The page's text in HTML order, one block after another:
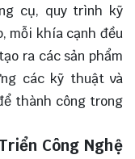
cụ, quy trình kỹ
mỗi khía cạnh đều
ra các sản phẩm
các kỹ thuật và
thành công trong
Công Nghệ